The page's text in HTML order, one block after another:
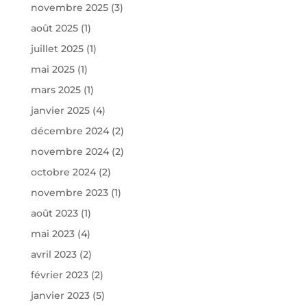
novembre 2025(3)
août 2025(1)
juillet 2025(1)
mai 2025(1)
mars 2025(1)
janvier 2025(4)
décembre 2024(2)
novembre 2024(2)
octobre 2024(2)
novembre 2023(1)
août 2023(1)
mai 2023(4)
avril 2023(2)
février 2023(2)
janvier 2023(5)